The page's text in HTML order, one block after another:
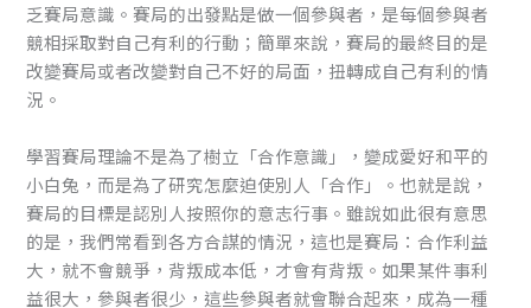
乏賽局意識。賽局的出發點是做一個參與者，是每個參與者
競相採取對自己有利的行動；簡單來說，賽局的最終目的是
改變賽局或者改變對自己不好的局面，扭轉成自己有利的情
況。
學習賽局理論不是為了樹立「合作意識」，變成愛好和平的
小白兔，而是為了研究怎麼迫使別人「合作」。也就是說，
賽局的目標是認別人按照你的意志行事。雖說如此很有意思
的是，我們常看到各方合謀的情況，這也是賽局：合作利益
大，就不會競爭，背叛成本低，才會有背叛。如果某件事利
益很大，參與者很少，這些參與者就會聯合起來，成為一種